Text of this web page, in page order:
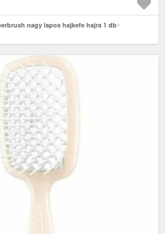
nagy lapos hajkefe hajra 1 db